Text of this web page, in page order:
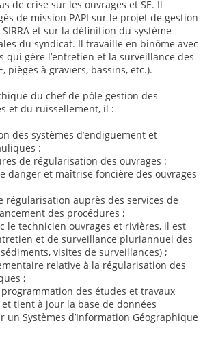
de crise sur les ouvrages et SE. Il
de mission PAPI sur le projet de gestion
et sur la définition du système
du syndicat. Il travaille en binôme avec
qui gère l’entretien et la surveillance des
pièges à graviers, bassins, etc.).
du chef de pôle gestion des
et du ruissellement, il :
des systèmes d’endiguement et
:
de régularisation des ouvrages :
danger et maîtrise foncière des ouvrages
régularisation auprès des services de
des procédures ;
le technicien ouvrages et rivières, il est
et de surveillance pluriannuel des
visites de surveillances) ;
relative à la régularisation des
;
des études et travaux
et tient à jour la base de données
un Systèmes d’Information Géographique